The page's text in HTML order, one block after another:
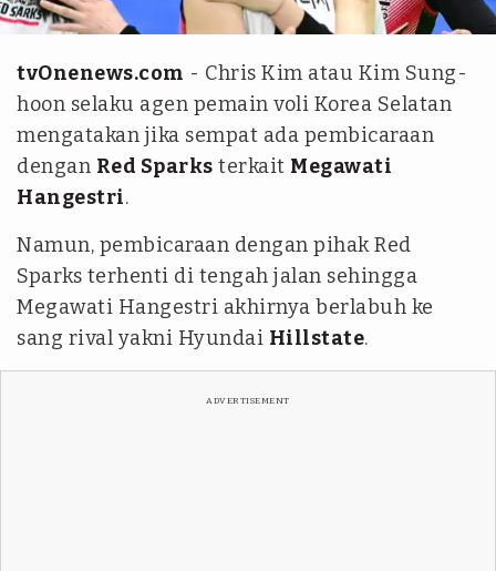
Instagram @red__sparks
tvOnenews.com - Chris Kim atau Kim Sung-
hoon selaku agen pemain voli Korea Selatan
mengatakan jika sempat ada pembicaraan
dengan Red Sparks terkait Megawati
Hangestri.
Namun, pembicaraan dengan pihak Red
Sparks terhenti di tengah jalan sehingga
Megawati Hangestri akhirnya berlabuh ke
sang rival yakni Hyundai Hillstate.
ADVERTISEMENT